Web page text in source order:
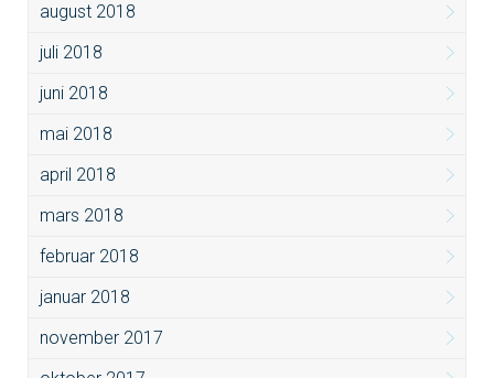
august 2018
juli 2018
juni 2018
mai 2018
april 2018
mars 2018
februar 2018
januar 2018
november 2017